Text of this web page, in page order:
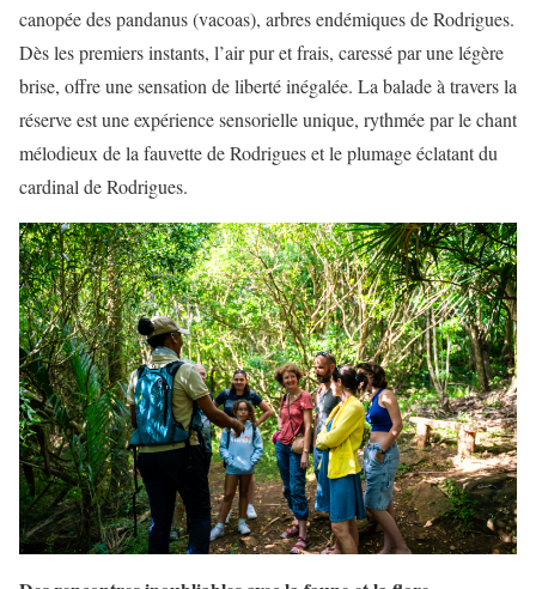
canopée des pandanus (vacoas), arbres endémiques de Rodrigues.
Dès les premiers instants, l’air pur et frais, caressé par une légère
brise, offre une sensation de liberté inégalée. La balade à travers la
réserve est une expérience sensorielle unique, rythmée par le chant
mélodieux de la fauvette de Rodrigues et le plumage éclatant du
cardinal de Rodrigues.